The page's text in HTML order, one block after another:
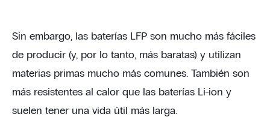
Sin embargo, las baterías LFP son mucho más fáciles
de producir (y, por lo tanto, más baratas) y utilizan
materias primas mucho más comunes. También son
más resistentes al calor que las baterías Li-ion y
suelen tener una vida útil más larga.